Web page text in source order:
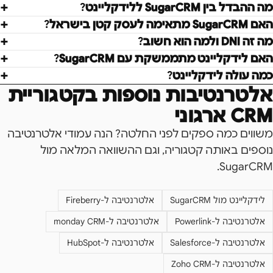
מה ההבדל בין SugarCRM ללידקליינט?
האם SugarCRM מתאימה לעסק קטן בישראל?
מה זה DNI ולמה הוא חשוב?
האם לידקליינט מתממשקת עם SugarCRM?
כמה עולה לידקליינט?
אלטרנטיבות נוספות בקטגוריית
CRM ארגוני
משווים כמה ספקים לפני החלטה? הנה עמודי אלטרנטיבה
נוספים באותה קטגוריה, וגם ההשוואה המלאה מול
SugarCRM
.
לידקליינט מול SugarCRM אלטרנטיבה ל-Fireberry
אלטרנטיבה ל-Powerlink אלטרנטיבה ל-monday CRM
אלטרנטיבה ל-Salesforce אלטרנטיבה ל-HubSpot
אלטרנטיבה ל-Zoho CRM